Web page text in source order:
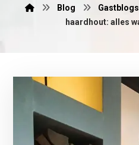
Blog Gastblogs
haardhout: alles